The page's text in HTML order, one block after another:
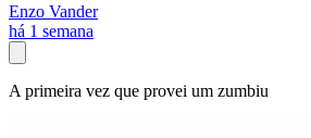
Enzo Vander
há 1 semana
A primeira vez que provei um zumbiu